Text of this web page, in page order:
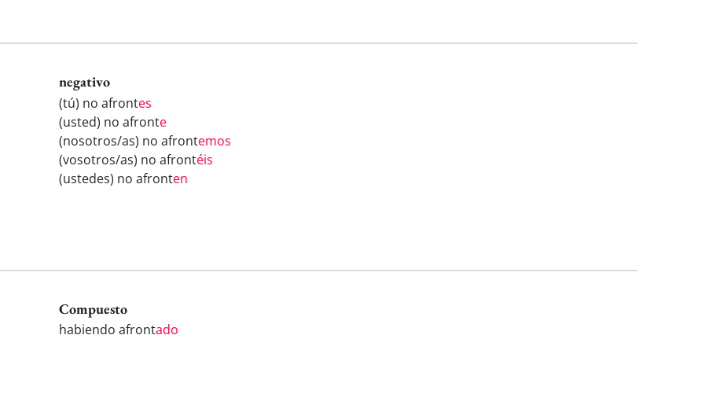
negativo
(tú) no afrontes
(usted) no afronte
(nosotros/as) no afrontemos
(vosotros/as) no afrontéis
(ustedes) no afronten
Compuesto
habiendo afrontado